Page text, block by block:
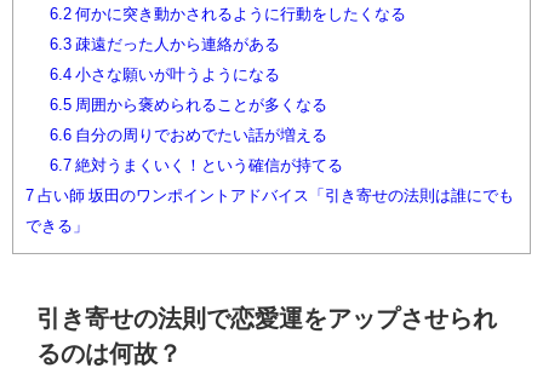
6.2何かに突き動かされるように行動をしたくなる
6.3疎遠だった人から連絡がある
6.4小さな願いが叶うようになる
6.5周囲から褒められることが多くなる
6.6自分の周りでおめでたい話が増える
6.7絶対うまくいく！という確信が持てる
7 占い師 坂田のワンポイントアドバイス「引き寄せの法則は誰にでも
できる」
引き寄せの法則で恋愛運をアップさせられ
るのは何故？